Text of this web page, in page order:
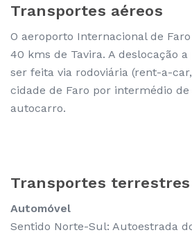
Transportes aéreos
O aeroporto Internacional de
40 kms de Tavira. A deslocação
ser feita via rodoviária (rent-a-
cidade de Faro por intermédio
autocarro.
Transportes terrestres
Automóvel
Sentido Norte-Sul: Autoestrada